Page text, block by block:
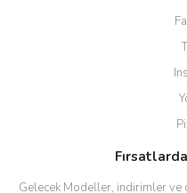
Gelecek Modeller, indirimler